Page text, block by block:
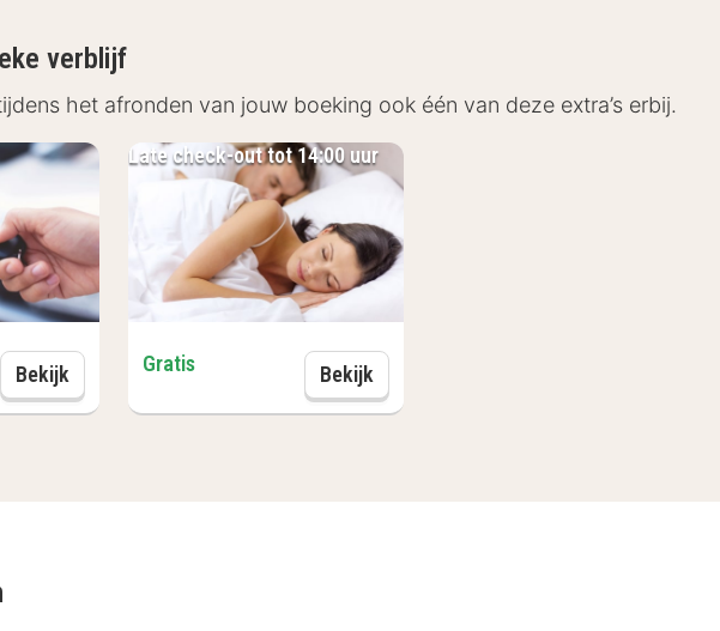
de nabijgelegen steden Bonn en Keulen goed terecht. Bezoek in
kunnen cultuur- én winkelliefhebbers hun hart ophalen in de
eetgelegenheden.
verblijf
het afronden van jouw boeking ook één van deze extra’s erbij.
Late check-out tot 14:00 uur
Gratis Bekijk
Bekijk